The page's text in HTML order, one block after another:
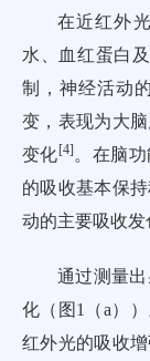
在近红外
水、血红蛋白
制，神经活动
变，表现为大
变化[4] 。在脑
的吸收基本保
动的主要吸收发
通过测量
化（ 图1
（a）
红外光的吸收